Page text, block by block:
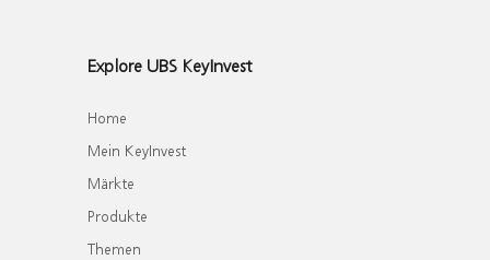
Explore UBS KeyInvest
Home
Mein KeyInvest
Märkte
Produkte
Themen